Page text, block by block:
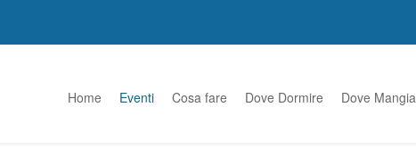
Home Eventi Cosa fare Dove Dormire Dove